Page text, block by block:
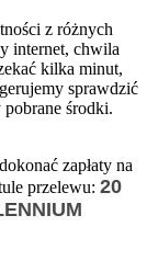
z różnych
internet, chwila
kilka minut,
sprawdzić
środki.
zapłaty na
przelewu: 20